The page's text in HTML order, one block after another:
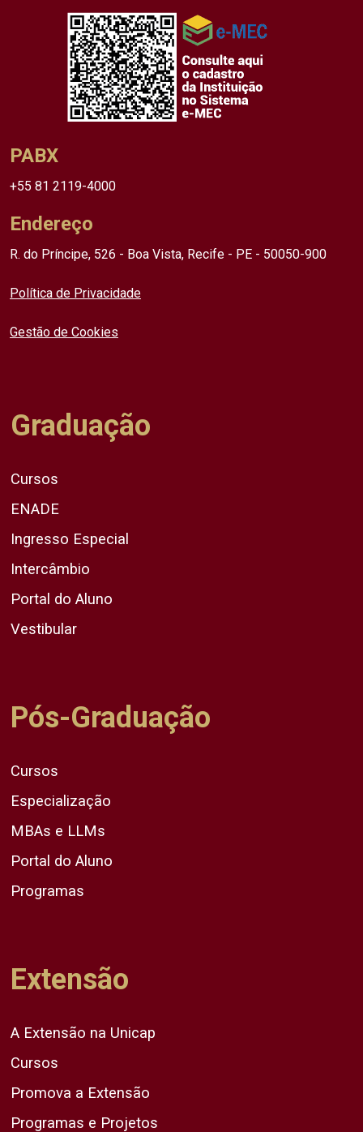
PABX
+55 81 2119-4000
Endereço
R. do Príncipe, 526 - Boa Vista, Recife - PE - 50050-900
Política de Privacidade
Gestão de Cookies
Graduação
Cursos
ENADE
Ingresso Especial
Intercâmbio
Portal do Aluno
Vestibular
Pós-Graduação
Cursos
Especialização
MBAs e LLMs
Portal do Aluno
Programas
Extensão
A Extensão na Unicap
Cursos
Promova a Extensão
Programas e Projetos